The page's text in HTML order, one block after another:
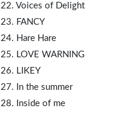
22. Voices of Delight
23. FANCY
24. Hare Hare
25. LOVE WARNING
26. LI KEY
27. In the summer
28. Inside of me